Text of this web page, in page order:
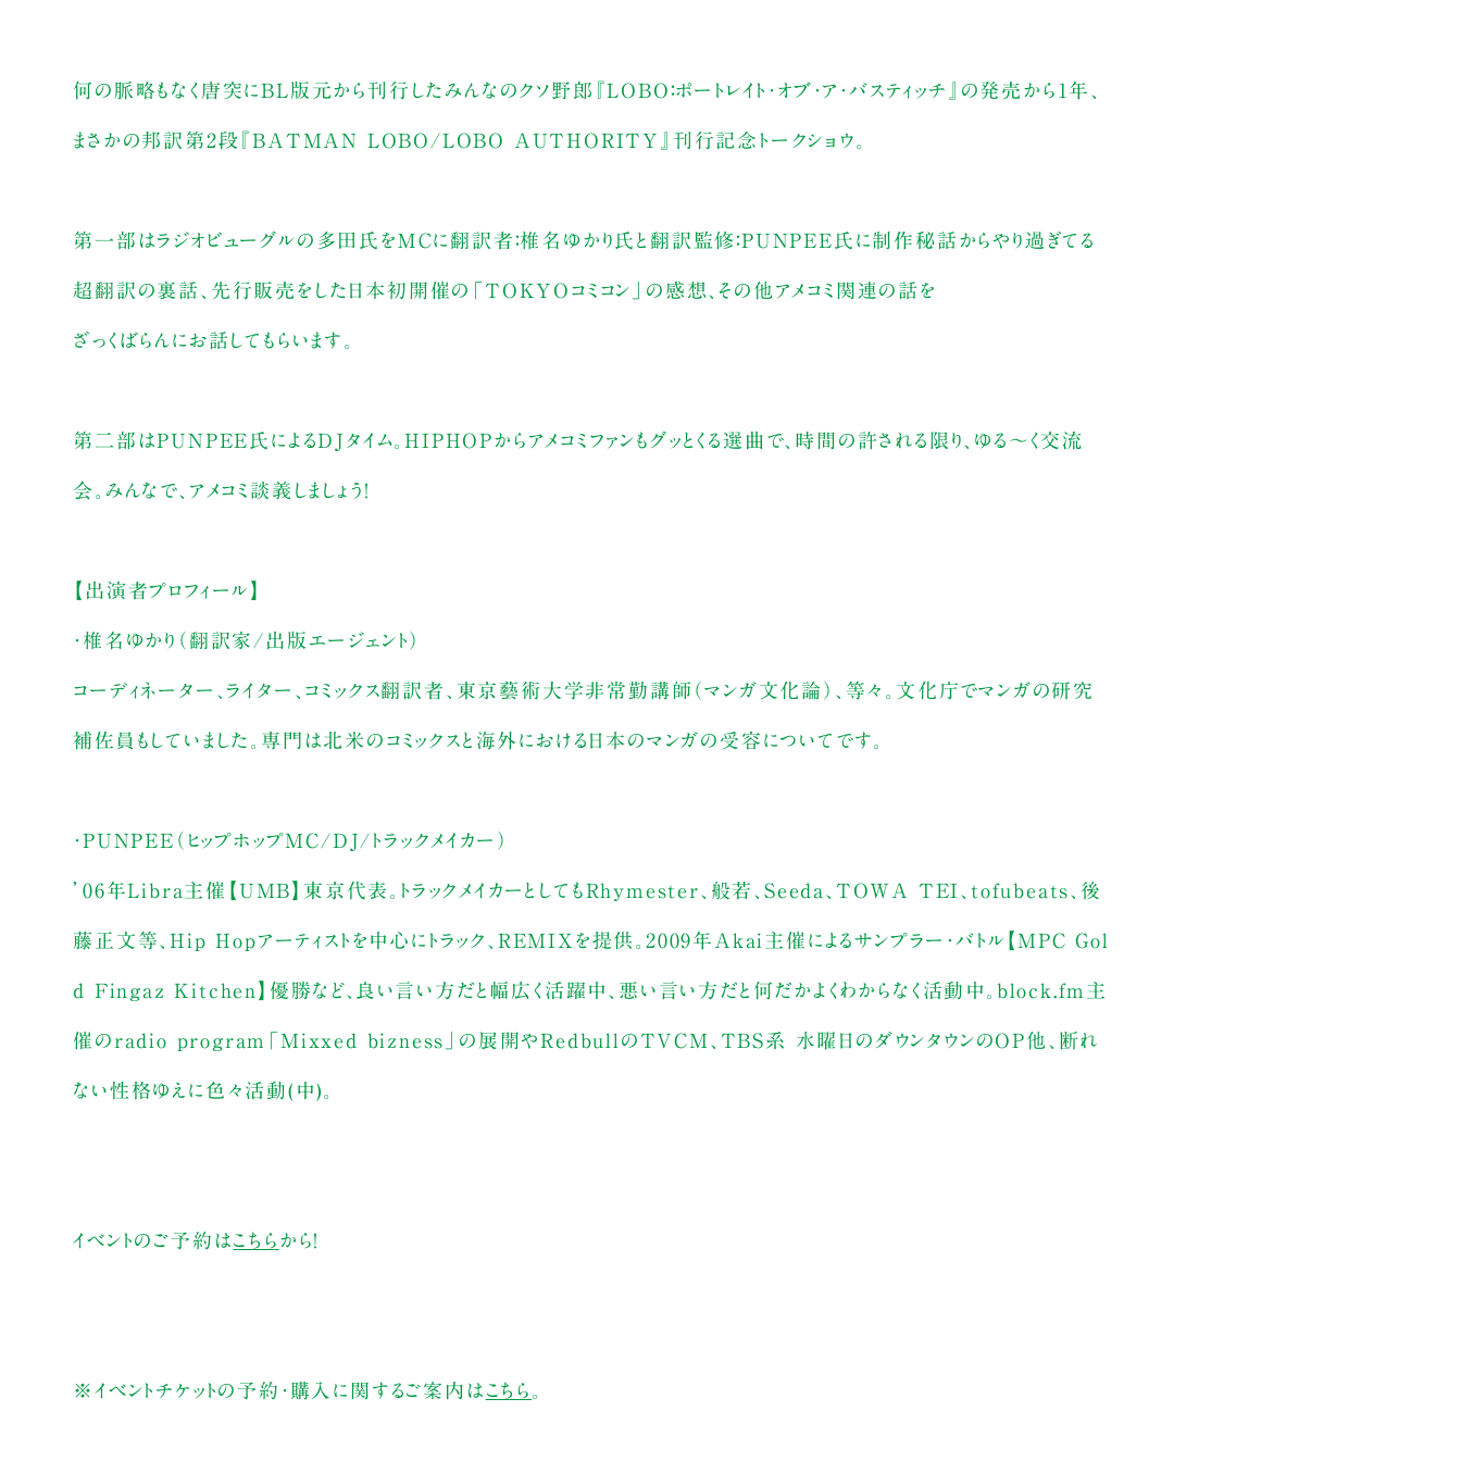
何の脈略もなく唐突にBL版元から刊行したみんなのクソ野郎『LOBO：ポートレイト・オブ・ア・バスティッチ』の発売から1年、
まさかの邦訳第2段『BATMAN LOBO/LOBO AUTHORITY』刊行記念トークショウ。
第一部はラジオビューグルの多田氏をＭＣに翻訳者：椎名ゆかり氏と翻訳監修：PUNPEE氏に制作秘話からやり過ぎてる
超翻訳の裏話、先行販売をした日本初開催の「TOKYOコミコン」の感想、その他アメコミ関連の話を
ざっくばらんにお話してもらいます。
第二部はPUNPEE氏によるDJタイム。HIPHOPからアメコミファンもグッとくる選曲で、時間の許される限り、ゆる～く交流
会。みんなで、アメコミ談義しましょう！
【出演者プロフィール】
・椎名ゆかり（翻訳家/出版エージェント）
コーディネーター、ライター、コミックス翻訳者、東京藝術大学非常勤講師（マンガ文化論）、等々。文化庁でマンガの研究
補佐員もしていました。専門は北米のコミックスと海外における日本のマンガの受容についてです。
・PUNPEE（ヒップホップMC/DJ/トラックメイカー）
’06年Libra主催【UMB】東京代表。トラックメイカーとしてもRhymester、般若、Seeda、TOWA TEI、tofubeats、後
藤正文等、Hip Hopアーティストを中心にトラック、REMIXを提供。2009年Akai主催によるサンプラー・バトル【MPC Gol
d Fingaz Kitchen】優勝など、良い言い方だと幅広く活躍中、悪い言い方だと何だかよくわからなく活動中。block.fm主
催のradio program「Mixxed bizness」の展開やRedbullのTVCM、TBS系 水曜日のダウンタウンのOP他、断れ
ない性格ゆえに色々活動(中)。
イベントのご予約はこちら から！
※イベントチケットの予約・購入に関するご案内は こちら 。